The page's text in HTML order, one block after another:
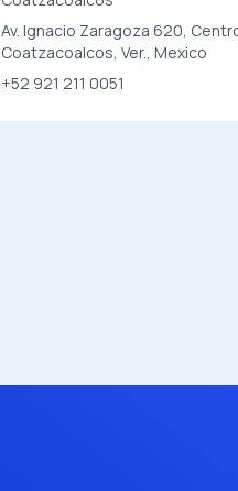
Av. Ignacio Zaragoza 620,
Coatzacoalcos, Ver., Mexico
+52 921 211 0051